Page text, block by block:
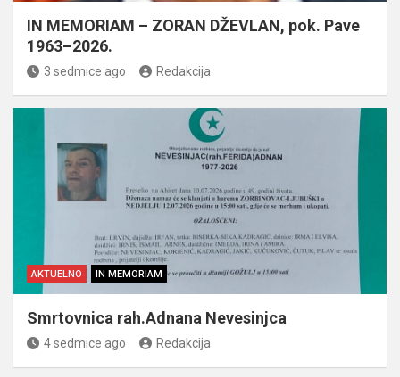
IN MEMORIAM – ZORAN DŽEVLAN, pok. Pave
1963–2026.
3 sedmice ago Redakcija
AKTUELNO IN MEMORIAM
Smrtovnica rah.Adnana Nevesinjca
4 sedmice ago Redakcija